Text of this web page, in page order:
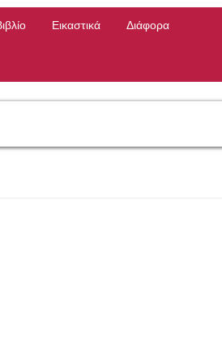
Εικαστικά Διάφορα